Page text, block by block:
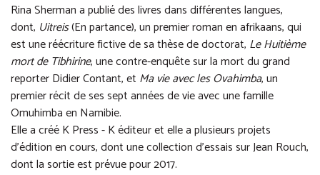
Rina Sherman a publié des livres dans différentes langues,
dont, Uitreis(En partance), un premier roman en afrikaans, qui
est une réécriture fictive de sa thèse de doctorat, Le Huitième
mort de Tibhirine, une contre-enquête sur la mort du grand
reporter Didier Contant, et Ma vie avec les Ovahimba, un
premier récit de ses sept années de vie avec une famille
Omuhimba en Namibie.
Elle a créé K Press - K éditeur et elle a plusieurs projets
d'édition en cours, dont une collection d'essais sur Jean Rouch,
dont la sortie est prévue pour 2017.